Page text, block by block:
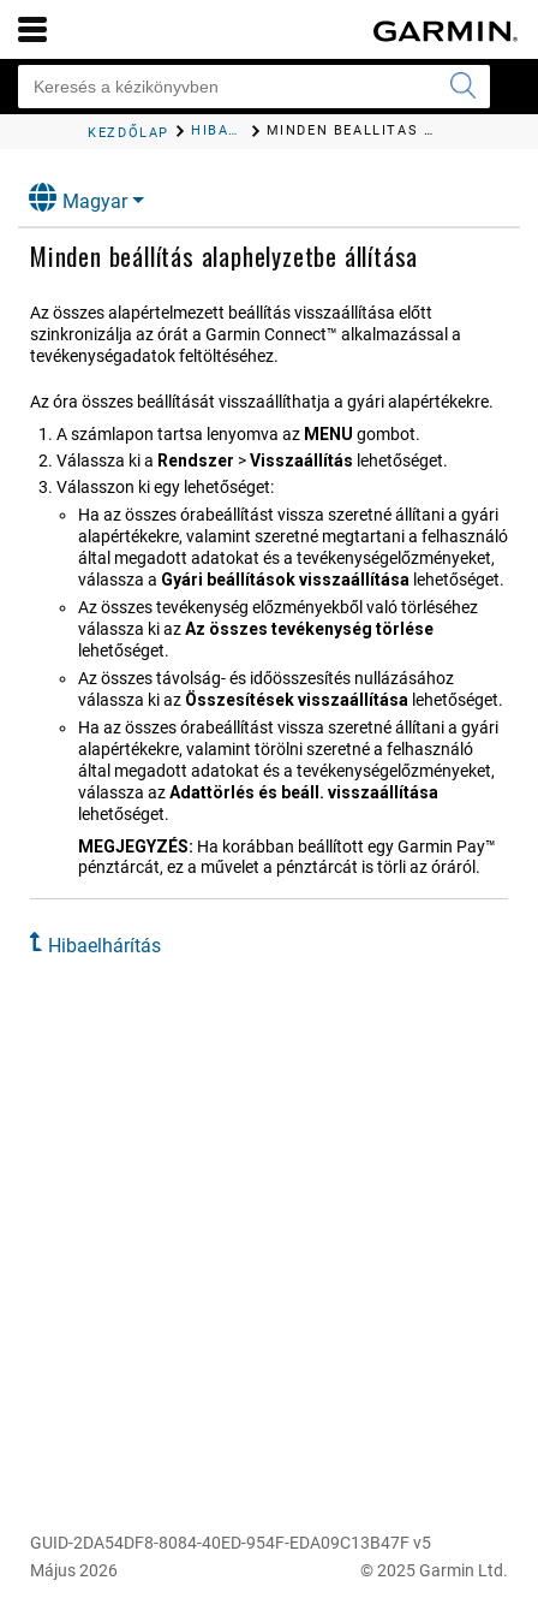
KEZDŐLAP HIBAELHÁRÍTÁS MINDEN BEÁLLÍTÁS ALAPHELYZETBE ÁLLÍTÁSA
Magyar
Minden beállítás alaphelyzetbe állítása
Az összes alapértelmezett beállítás visszaállítása előtt
szinkronizálja az órát a Garmin Connect™ alkalmazással a
tevékenységadatok feltöltéséhez.
Az óra összes beállítását visszaállíthatja a gyári alapértékekre.
A számlapon tartsa lenyomva az MENU gombot.
Válassza ki a Rend​szer >Vissza​állítás lehetőséget.
Válasszon ki egy lehetőséget:
Ha az összes órabeállítást vissza szeretné állítani a gyári
alapértékekre, valamint szeretné megtartani a felhasználó
által megadott adatokat és a tevékenységelőzményeket,
válassza a Gyári​ beállítások​ vissza​állítása lehetőséget.
Az összes tevékenység előzményekből való törléséhez
válassza ki azAz összes tevékenység törlése
lehetőséget.
Az összes távolság- és időösszesítés nullázásához
válassza ki az Összesítések visszaállítása lehetőséget.
Ha az összes órabeállítást vissza szeretné állítani a gyári
alapértékekre, valamint törölni szeretné a felhasználó
által megadott adatokat és a tevékenységelőzményeket,
válassza azAdattörlés és beáll. visszaállítása
lehetőséget.
MEGJEGYZÉS: Ha korábban beállított egy Garmin Pay™
pénztárcát, ez a művelet a pénztárcát is törli az óráról.
Hibaelhárítás
GUID-2DA54DF8-8084-40ED-954F-EDA09C13B47F v5
Május 2026
© 2025 Garmin Ltd.